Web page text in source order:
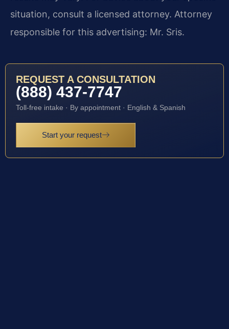
situation, consult a licensed attorney. Attorney
responsible for this advertising: Mr. Sris.
REQUEST A CONSULTATION
(888) 437-7747
Toll-free intake · By appointment · English & Spanish
Start your request